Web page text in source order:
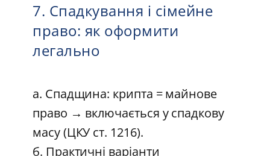
7. Спадкування і сімейне
право: як оформити
легально
а. Спадщина: крипта = майнове
право → включається у спадкову
масу (ЦКУ ст. 1216).
б. Практичні варіанти